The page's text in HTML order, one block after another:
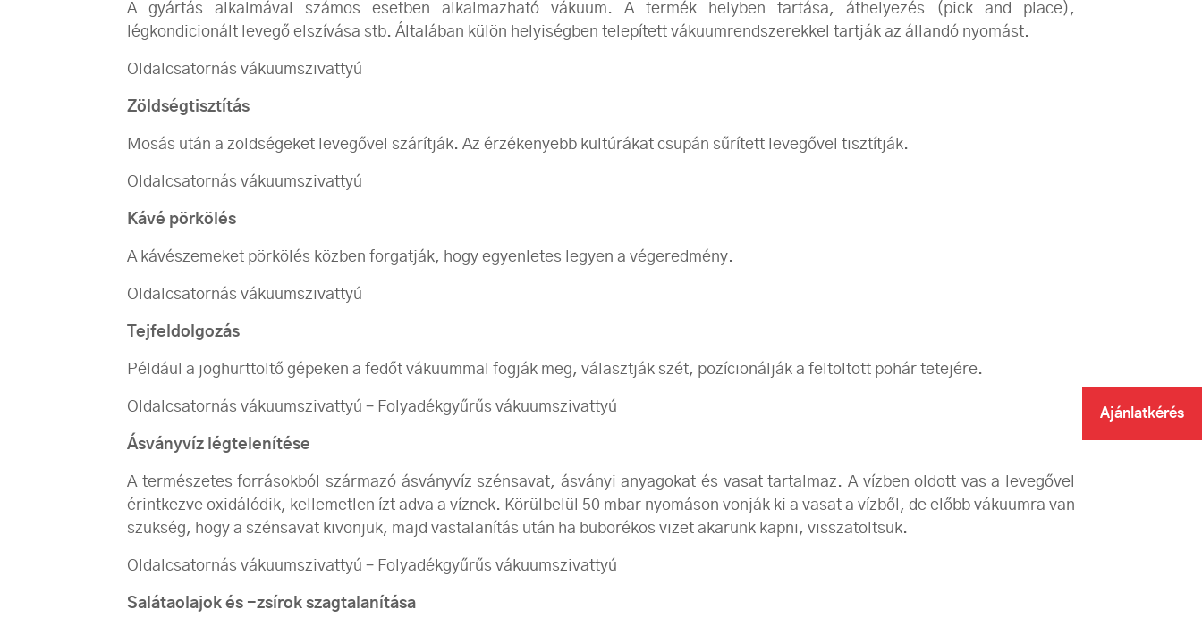
A gyártás alkalmával számos esetben alkalmazható vákuum. A termék helyben tartása, áthelyezés (pick and place),
légkondicionált levegő elszívása stb. Általában külön helyiségben telepített vákuumrendszerekkel tartják az állandó nyomást.
Oldalcsatornás vákuumszivattyú
Zöldségtisztítás
Mosás után a zöldségeket levegővel szárítják. Az érzékenyebb kultúrákat csupán sűrített levegővel tisztítják.
Oldalcsatornás vákuumszivattyú
Kávé pörkölés
A kávészemeket pörkölés közben forgatják, hogy egyenletes legyen a végeredmény.
Oldalcsatornás vákuumszivattyú
Tejfeldolgozás
Például a joghurttöltő gépeken a fedőt vákuummal fogják meg, választják szét, pozícionálják a feltöltött pohár tetejére.
Oldalcsatornás vákuumszivattyú – Folyadékgyűrűs vákuumszivattyú
Ásványvíz légtelenítése
A természetes forrásokból származó ásványvíz szénsavat, ásványi anyagokat és vasat tartalmaz. A vízben oldott vas a levegővel
érintkezve oxidálódik, kellemetlen ízt adva a víznek. Körülbelül 50 mbar nyomáson vonják ki a vasat a vízből, de előbb vákuumra van
szükség, hogy a szénsavat kivonjuk, majd vastalanítás után ha buborékos vizet akarunk kapni, visszatöltsük.
Oldalcsatornás vákuumszivattyú – Folyadékgyűrűs vákuumszivattyú
Salátaolajok és -zsírok szagtalanítása
Ajánlatkérés